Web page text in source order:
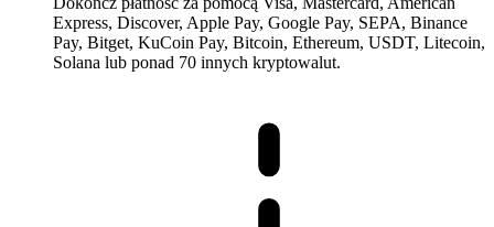
Express, Discover, Apple Pay, Google Pay, SEPA, Binance
Pay, Bitget, KuCoin Pay, Bitcoin, Ethereum, USDT, Litecoin,
Solana lub ponad 70 innych kryptowalut.